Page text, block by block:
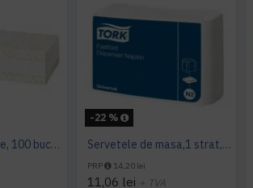
Servetele faciale, 100 bucati / pachet, Tork
-22 %
Servetele de masa,1 strat, Tork, 300 buc/pachet
PRP 14,20 lei
11,06 lei + TVA